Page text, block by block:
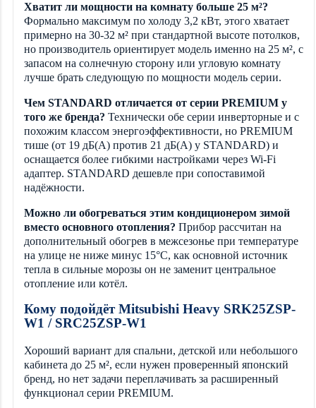
Хватит ли мощности на комнату больше 25 м²?
Формально максимум по холоду 3,2 кВт, этого хватает
примерно на 30-32 м² при стандартной высоте потолков,
но производитель ориентирует модель именно на 25 м², с
запасом на солнечную сторону или угловую комнату
лучше брать следующую по мощности модель серии.
Чем STANDARD отличается от серии PREMIUM у
того же бренда? Технически обе серии инверторные и с
похожим классом энергоэффективности, но PREMIUM
тише (от 19 дБ(А) против 21 дБ(А) у STANDARD) и
оснащается более гибкими настройками через Wi-Fi
адаптер. STANDARD дешевле при сопоставимой
надёжности.
Можно ли обогреваться этим кондиционером зимой
вместо основного отопления? Прибор рассчитан на
дополнительный обогрев в межсезонье при температуре
на улице не ниже минус 15°C, как основной источник
тепла в сильные морозы он не заменит центральное
отопление или котёл.
Кому подойдёт Mitsubishi Heavy SRK25ZSP-
W1 / SRC25ZSP-W1
Хороший вариант для спальни, детской или небольшого
кабинета до 25 м², если нужен проверенный японский
бренд, но нет задачи переплачивать за расширенный
функционал серии PREMIUM.